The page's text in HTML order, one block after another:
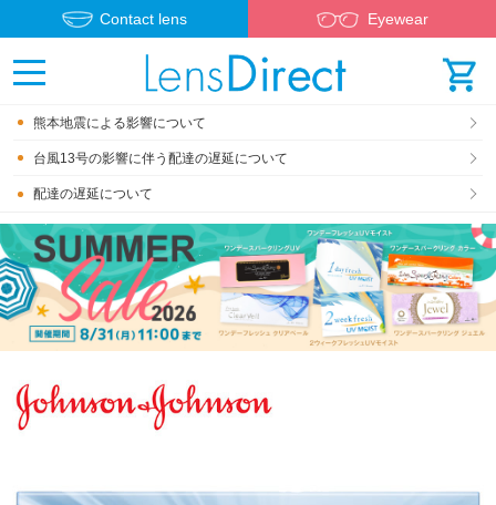
Contact lens Eyewear
熊本地震による影響について
台風13号の影響に伴う配達の遅延について
配達の遅延について